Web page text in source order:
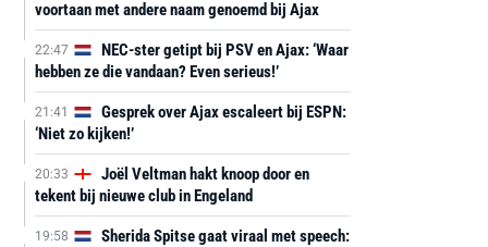
voortaan met andere naam genoemd bij Ajax
22:47
NEC-ster getipt bij PSV en Ajax: ‘Waar
hebben ze die vandaan? Even serieus!’
21:41
Gesprek over Ajax escaleert bij ESPN:
‘Niet zo kijken!’
20:33
Joël Veltman hakt knoop door en
tekent bij nieuwe club in Engeland
19:58
Sherida Spitse gaat viraal met speech: